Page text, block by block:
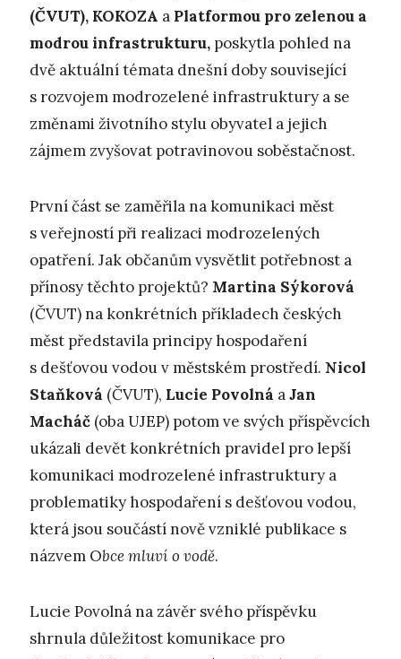
(ČVUT), KOKOZA a Platformou pro zelenou a
modrou infrastrukturu, poskytla pohled na
dvě aktuální témata dnešní doby související
s rozvojem modrozelené infrastruktury a se
změnami životního stylu obyvatel a jejich
zájmem zvyšovat potravinovou soběstačnost.
První část se zaměřila na komunikaci měst
s veřejností při realizaci modrozelených
opatření. Jak občanům vysvětlit potřebnost a
přínosy těchto projektů? Martina Sýkorová
(ČVUT) na konkrétních příkladech českých
měst představila principy hospodaření
s dešťovou vodou v městském prostředí. Nicol
Staňková (ČVUT), Lucie Povolná aJan
Macháč (oba UJEP) potom ve svých příspěvcích
ukázali devět konkrétních pravidel pro lepší
komunikaci modrozelené infrastruktury a
problematiky hospodaření s dešťovou vodou,
která jsou součástí nově vzniklé publikace s
názvem Obce mluví o vodě.
Lucie Povolná na závěr svého příspěvku
shrnula důležitost komunikace pro